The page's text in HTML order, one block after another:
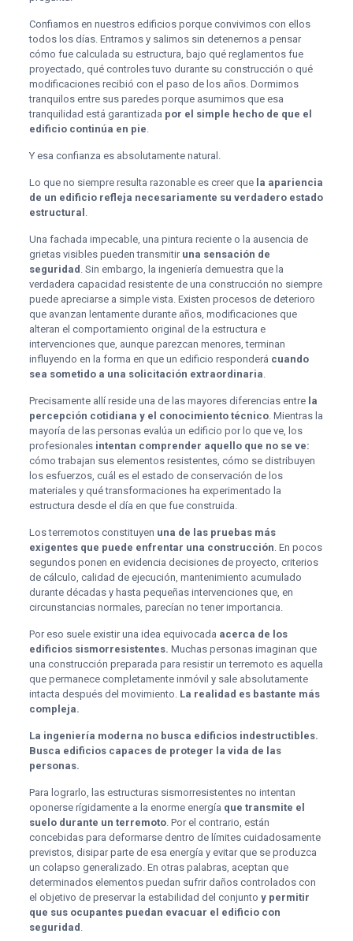
Confiamos en nuestros edificios porque convivimos con ellos
todos los días. Entramos y salimos sin detenernos a pensar
cómo fue calculada su estructura, bajo qué reglamentos fue
proyectado, qué controles tuvo durante su construcción o qué
modificaciones recibió con el paso de los años. Dormimos
tranquilos entre sus paredes porque asumimos que esa
tranquilidad está garantizada por el simple hecho de que el
edificio continúa en pie
Y esa confianza es absolutamente natural.
Lo que no siempre resulta razonable es creer que la apariencia
de un edificio refleja necesariamente su verdadero estado
estructural
Una fachada impecable, una pintura reciente o la ausencia de
grietas visibles pueden transmitir una sensación de
seguridad . Sin embargo, la ingeniería demuestra que la
verdadera capacidad resistente de una construcción no siempre
puede apreciarse a simple vista. Existen procesos de deterioro
que avanzan lentamente durante años, modificaciones que
alteran el comportamiento original de la estructura e
intervenciones que, aunque parezcan menores, terminan
influyendo en la forma en que un edificio responderá cuando
sea sometido a una solicitación extraordinaria
Precisamente allí reside una de las mayores diferencias entre la
percepción cotidiana y el conocimiento técnico. Mientras la
mayoría de las personas evalúa un edificio por lo que ve, los
profesionales intentan comprender aquello que no se ve:
cómo trabajan sus elementos resistentes, cómo se distribuyen
los esfuerzos, cuál es el estado de conservación de los
materiales y qué transformaciones ha experimentado la
estructura desde el día en que fue construida.
Los terremotos constituyen una de las pruebas más
exigentes que puede enfrentar una construcción . En pocos
segundos ponen en evidencia decisiones de proyecto, criterios
de cálculo, calidad de ejecución, mantenimiento acumulado
durante décadas y hasta pequeñas intervenciones que, en
circunstancias normales, parecían no tener importancia.
Por eso suele existir una idea equivocada acerca de los
edificios sismorresistentes. Muchas personas imaginan que
una construcción preparada para resistir un terremoto es aquella
que permanece completamente inmóvil y sale absolutamente
intacta después del movimiento. La realidad es bastante más
compleja.
La ingeniería moderna no busca edificios indestructibles.
Busca edificios capaces de proteger la vida de las
personas.
Para lograrlo, las estructuras sismorresistentes no intentan
oponerse rígidamente a la enorme energía que transmite el
suelo durante un terremoto. Por el contrario, están
concebidas para deformarse dentro de límites cuidadosamente
previstos, disipar parte de esa energía y evitar que se produzca
un colapso generalizado. En otras palabras, aceptan que
determinados elementos puedan sufrir daños controlados con
el objetivo de preservar la estabilidad del conjunto y permitir
que sus ocupantes puedan evacuar el edificio con
seguridad